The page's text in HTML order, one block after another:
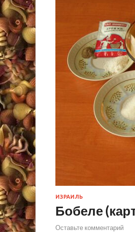
ИЗРАИЛЬ
Бобеле
Оставьте комментарий